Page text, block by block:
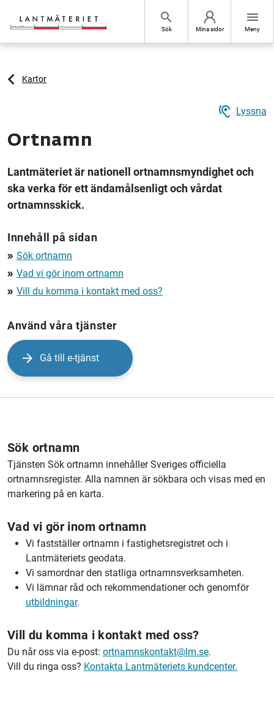
search
Sök Mina sidor
menu
Meny
Kartor
hearing Lyssna
Ortnamn
Lantmäteriet är nationell ortnamnsmyndighet och
ska verka för ett ändamålsenligt och vårdat
ortnamnsskick.
Innehåll på sidan
double_arrow Sök ortnamn
double_arrow Vad vi gör inom ortnamn
double_arrow Vill du komma i kontakt med oss?
Använd våra tjänster
Gå till e-tjänst
Sök ortnamn
Tjänsten Sök ortnamn innehåller Sveriges officiella
ortnamnsregister. Alla namnen är sökbara och visas med en
markering på en karta.
Vad vi gör inom ortnamn
Vi fastställer ortnamn i fastighetsregistret och i
Lantmäteriets geodata.
Vi samordnar den statliga ortnamnsverksamheten.
Vi lämnar råd och rekommendationer och genomför
utbildningar.
Vill du komma i kontakt med oss?
Du når oss via e-post: ortnamnskontakt@lm.se.
Vill du ringa oss? Kontakta Lantmäteriets kundcenter.